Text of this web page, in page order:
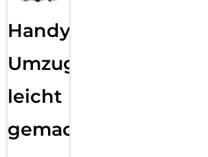
Handy
Umzug
leicht
gemacht!